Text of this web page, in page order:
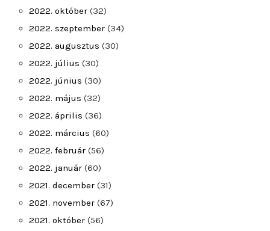
2022. október (32)
2022. szeptember (34)
2022. augusztus (30)
2022. július (30)
2022. június (30)
2022. május (32)
2022. április (36)
2022. március (60)
2022. február (56)
2022. január (60)
2021. december (31)
2021. november (67)
2021. október (56)